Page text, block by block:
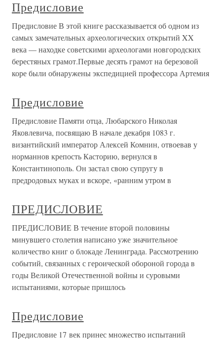
Предисловие
Предисловие В этой книге рассказывается об одном из
самых замечательных археологических открытий XX
века — находке советскими археологами новгородских
берестяных грамот.Первые десять грамот на березовой
коре были обнаружены экспедицией профессора Артемия
Предисловие
Предисловие Памяти отца, Любарского Николая
Яковлевича, посвящаю В начале декабря 1083 г.
византийский император Алексей Комнин, отвоевав у
норманнов крепость Касторию, вернулся в
Константинополь. Он застал свою супругу в
предродовых муках и вскоре, «ранним утром в
ПРЕДИСЛОВИЕ
ПРЕДИСЛОВИЕ В течение второй половины
минувшего столетия написано уже значительное
количество книг о блокаде Ленинграда. Рассмотрению
событий, связанных с героической обороной города в
годы Великой Отечественной войны и суровыми
испытаниями, которые пришлось
Предисловие
Предисловие 17 век принес множество испытаний